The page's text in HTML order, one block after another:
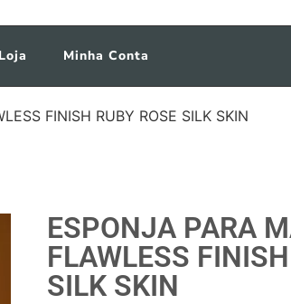
Loja Minha Conta
FINISH RUBY ROSE SILK SKIN
ESPONJA PARA
FLAWLESS
SILK SKIN